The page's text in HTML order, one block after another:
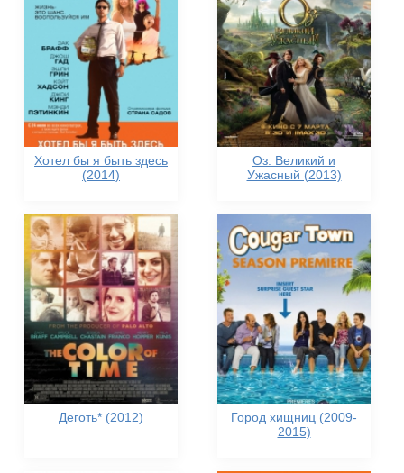
Хотел бы я быть здесь
(2014)
Оз: Великий и
Ужасный (2013)
Деготь* (2012)
Город хищниц (2009-
2015)